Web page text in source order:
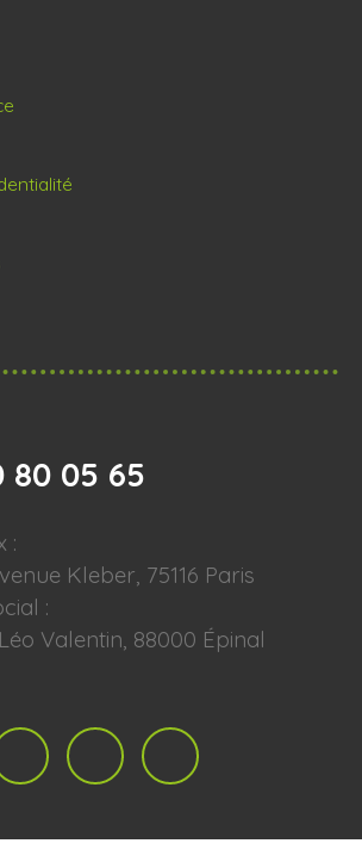
80 05 65
:
Kleber, 75116 Paris
:
Valentin, 88000 Épinal